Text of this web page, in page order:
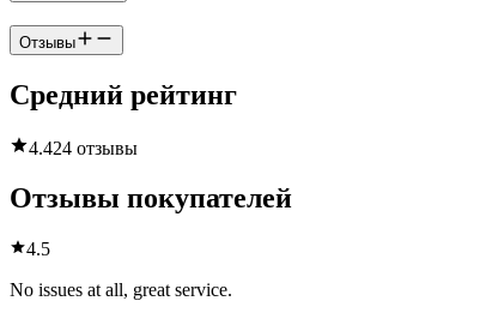
Отзывы
Средний рейтинг
4.424 отзывы
Отзывы покупателей
4.5
No issues at all, great service.